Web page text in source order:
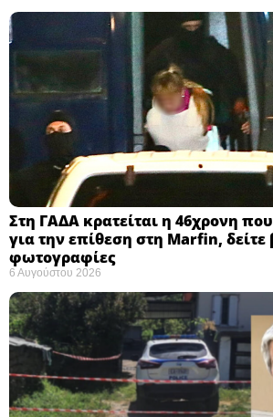
Στη ΓΑΔΑ κρατείται η 46χρονη
για την επίθεση στη Marfin, δείτε
φωτογραφίες
6 Αυγούστου 2026